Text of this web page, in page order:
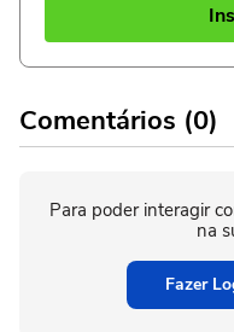
Comentários (0)
Para poder interagir
na
Fazer